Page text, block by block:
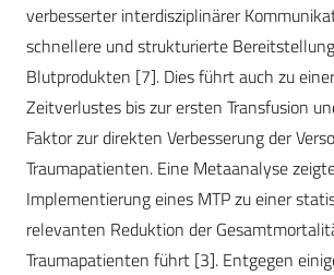
verbesserter interdisziplinärer
schnellere und strukturierte
Blutprodukten [7]. Dies führt auch zu
Zeitverlustes bis zur ersten Transfusion
Faktor zur direkten Verbesserung der
Traumapatienten. Eine Metaanalyse
Implementierung eines MTP zu einer
relevanten Reduktion der
Traumapatienten führt [3]. Entgegen